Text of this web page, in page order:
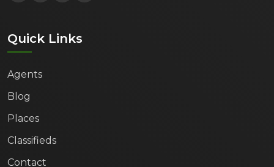
Quick Links
Agents
Blog
Places
Classifieds
Contact